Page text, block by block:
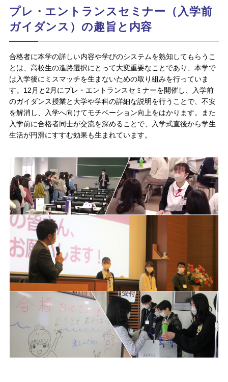
プレ・エントランスセミナー（入学前
ガイダンス）の趣旨と内容
合格者に本学の詳しい内容や学びのシステムを熟知してもらうこ
とは、高校生の進路選択にとって大変重要なことであり、本学で
は入学後にミスマッチを生まないための取り組みを行っていま
す。12月と2月にプレ・エントランスセミナーを開催し、入学前
のガイダンス授業と大学や学科の詳細な説明を行うことで、不安
を解消し、入学へ向けてモチベーション向上をはかります。また
入学前に合格者同士が交流を深めることで、入学式直後から学生
生活が円滑にすすむ効果も生まれています。